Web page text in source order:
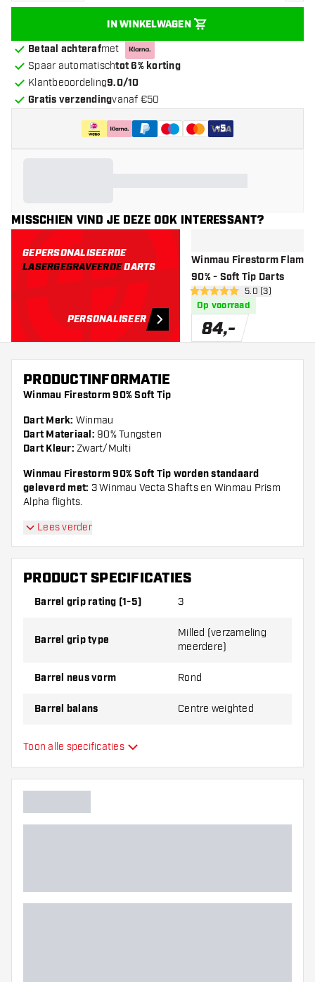
IN WINKELWAGEN
Betaal achterafmet
Spaar automatischtot 6% korting
Klantbeoordeling9.0/10
Gratis verzendingvanaf €50
+5
MISSCHIEN VIND JE DEZE OOK INTERESSANT?
GEPERSONALISEERDE
LASERGEGRAVEERDEDARTS
PERSONALISEER
Winmau Firestorm Flame
90% - Soft Tip Darts
open reviews
5 score sterren5.0 (3)
Op voorraad
84,-
PRODUCTINFORMATIE
Winmau Firestorm 90% Soft Tip
Dart Merk: Winmau
Dart Materiaal: 90% Tungsten
Dart Kleur: Zwart/Multi
Winmau Firestorm 90% Soft Tip worden standaard
geleverd met: 3 Winmau Vecta Shafts en Winmau Prism
Alpha flights.
Lees verder
PRODUCT SPECIFICATIES
Barrel grip rating (1-5) 3
Barrel grip type
Milled (verzameling
meerdere)
Barrel neus vorm Rond
Barrel balans Centre weighted
Materiaal dartpijlen
Barrel neus grip
Barrel vorm
Toon alle specificaties